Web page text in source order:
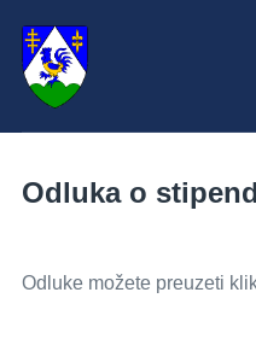
Odluka o
Odluke možete preuzeti